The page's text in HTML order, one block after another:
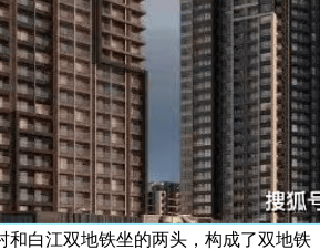
和白江双地铁坐的两头，构成了双地铁